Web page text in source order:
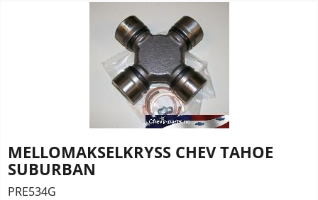
MELLOMAKSELKRYSS CHEV TAHOE
SUBURBAN
PRE534G